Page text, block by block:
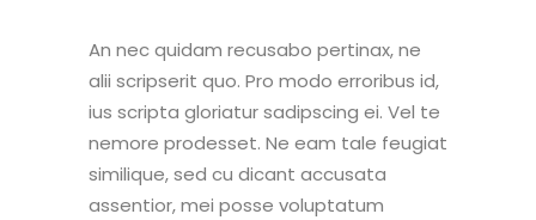
An nec quidam recusabo pertinax, ne
alii scripserit quo. Pro modo erroribus id,
ius scripta gloriatur sadipscing ei. Vel te
nemore prodesset. Ne eam tale feugiat
similique, sed cu dicant accusata
assentior, mei posse voluptatum